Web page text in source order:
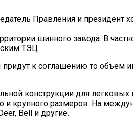
Правления и президент
шинного завода. В
ТЭЦ.
придут к соглашению то объем
конструкции для
и крупного размеров. На
Bell и другие.